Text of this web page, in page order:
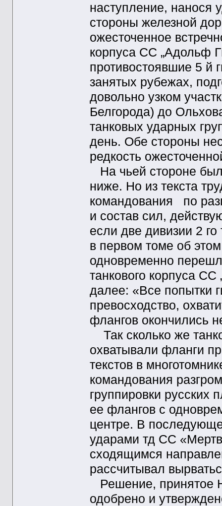
наступление, нанося
стороны железной
ожесточенное
корпуса СС „Адольф
противостоявшие 5 й
занятых рубежах,
довольно узком
Белгорода) до
танковых ударных
день. Обе стороны
редкость
На чьей стороне
ниже. Но из текста
командования по
и состав сил,
если две дивизии 2
в первом томе об
одновременно
танкового корпуса
далее: «Все попытки
превосходство,
флангов окончились
Так сколько же
охватывали фланги
текстов в
командования
группировки русских
ее флангов с
центре. В
ударами тд СС
сходящимся
рассчитывал
Решение, принятое
одобрено и